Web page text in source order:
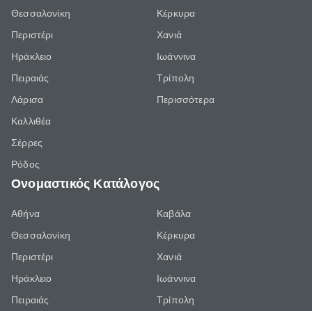
Θεσσαλονίκη
Περιστέρι
Ηράκλειο
Πειραιάς
Λάρισα
Καλλιθέα
Σέρρες
Ρόδος
Κέρκυρα
Χανιά
Ιωάννινα
Τρίπολη
Περισσότερα
Ονομαστικός Κατάλογος
Αθήνα
Θεσσαλονίκη
Περιστέρι
Ηράκλειο
Πειραιάς
Καβάλα
Κέρκυρα
Χανιά
Ιωάννινα
Τρίπολη